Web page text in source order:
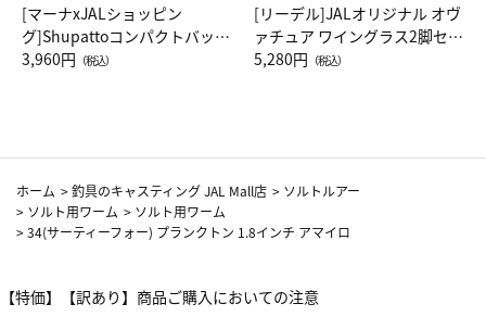
[マーナxJALショッピン
グ]Shupattoコンパクトバッグ
Drop JAL客室乗務員（LC）ス
3,960円 （税込）
[リーデル]JALオリジナル オヴ
ァチュア ワイングラス2脚セッ
ト（レッドワイン）
5,280円 （税込）
ホーム >釣具のキャスティング JAL Mall店 > ソルトルアー
> ソルト用ワーム > ソルト用ワーム
>34(サーティーフォー) プランクトン 1.8インチ アマイロ
【特価】【訳あり】商品ご購入においての注意